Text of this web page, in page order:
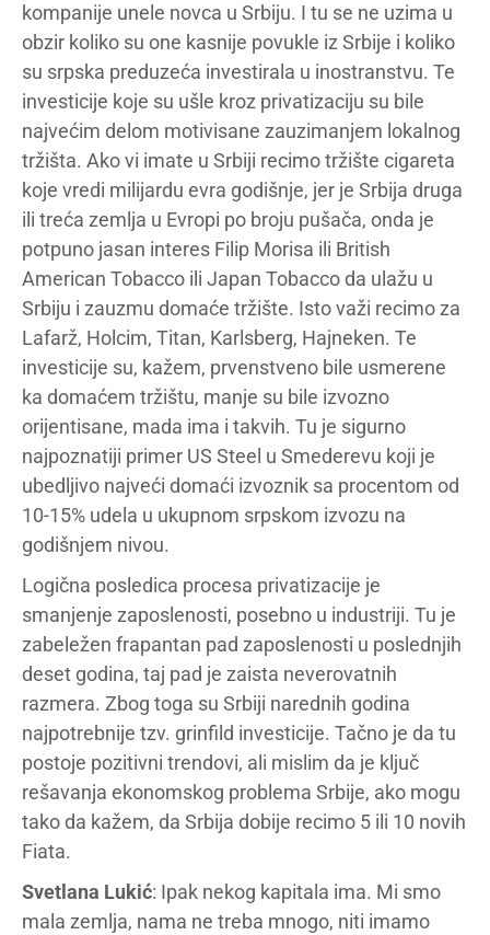
kompanije unele novca u Srbiju. I tu se ne uzima u
obzir koliko su one kasnije povukle iz Srbije i koliko
su srpska preduzeća investirala u inostranstvu. Te
investicije koje su ušle kroz privatizaciju su bile
najvećim delom motivisane zauzimanjem lokalnog
tržišta. Ako vi imate u Srbiji recimo tržište cigareta
koje vredi milijardu evra godišnje, jer je Srbija druga
ili treća zemlja u Evropi po broju pušača, onda je
potpuno jasan interes Filip Morisa ili British
American Tobacco ili Japan Tobacco da ulažu u
Srbiju i zauzmu domaće tržište. Isto važi recimo za
Lafarž, Holcim, Titan, Karlsberg, Hajneken. Te
investicije su, kažem, prvenstveno bile usmerene
ka domaćem tržištu, manje su bile izvozno
orijentisane, mada ima i takvih. Tu je sigurno
najpoznatiji primer US Steel u Smederevu koji je
ubedljivo najveći domaći izvoznik sa procentom od
10-15% udela u ukupnom srpskom izvozu na
godišnjem nivou.
Logična posledica procesa privatizacije je
smanjenje zaposlenosti, posebno u industriji. Tu je
zabeležen frapantan pad zaposlenosti u poslednjih
deset godina, taj pad je zaista neverovatnih
razmera. Zbog toga su Srbiji narednih godina
najpotrebnije tzv. grinfild investicije. Tačno je da tu
postoje pozitivni trendovi, ali mislim da je ključ
rešavanja ekonomskog problema Srbije, ako mogu
tako da kažem, da Srbija dobije recimo 5 ili 10 novih
Fiata.
Svetlana Lukić: Ipak nekog kapitala ima. Mi smo
mala zemlja, nama ne treba mnogo, niti imamo